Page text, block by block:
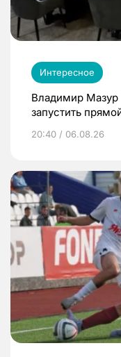
Интересное
Владимир Мазур
запустить
20:40 / 06.08.26